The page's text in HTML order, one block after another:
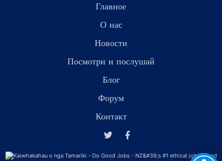
Главное
О нас
Новости
Посмотри и послушай
Блог
Форум
Контакт